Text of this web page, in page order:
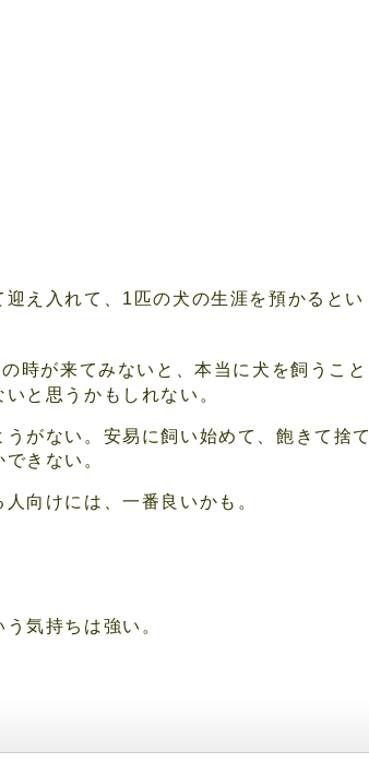
え入れて、1匹の犬の生涯を預かるとい
の時が来てみないと、本当に犬を飼うこと
と思うかもしれない。
がない。安易に飼い始めて、飽きて捨て
きない。
向けには、一番良いかも。
気持ちは強い。